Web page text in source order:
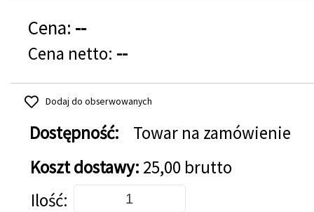
Cena: --
Cena netto: --
Dodaj do obserwowanych
Dostępność:
Towar na zamówienie
Koszt dostawy: 25,00 brutto
Dodaj do koszyka
Ilość